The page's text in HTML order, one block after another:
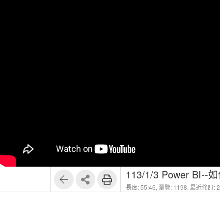
113/1/3 Power BI--
長度: 55:46, 瀏覽: 1198, 最近修訂: